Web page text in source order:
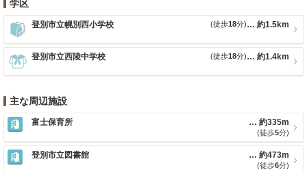
学区
登別市立幌別西小学校 約1.5km
(徒歩18分)
登別市立西陵中学校 約1.4km
(徒歩18分)
主な周辺施設
富士保育所 約335m
(徒歩5分)
登別市立図書館 約473m
(徒歩6分)